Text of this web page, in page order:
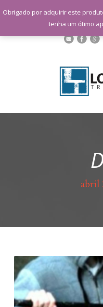
+55
abril
Obrigado por adquirir este
tenha um ótimo